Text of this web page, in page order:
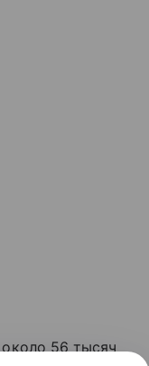
56 тысяч